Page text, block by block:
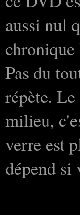
aussi nul
chronique
Pas du
répète.
milieu,
verre est
dépend si